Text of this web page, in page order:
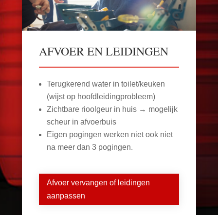
AFVOER EN LEIDINGEN
Terugkerend water in toilet/keuken
(wijst op hoofdleidingprobleem)
Zichtbare rioolgeur in huis → mogelijk
scheur in afvoerbuis
Eigen pogingen werken niet ook niet
na meer dan 3 pogingen.
Afvoer vervangen of leidingen
aanpassen